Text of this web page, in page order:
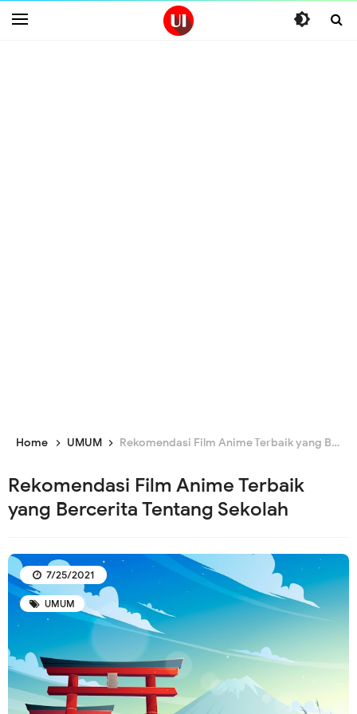
Home UMUM Rekomendasi Film Anime Terbaik yang Bercerita Tentang Sekolah
Rekomendasi Film Anime Terbaik
yang Bercerita Tentang Sekolah
UMUM
7/25/2021